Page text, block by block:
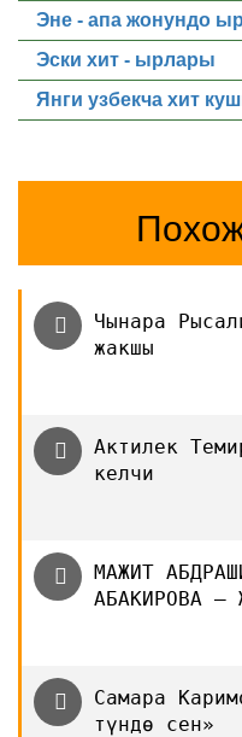
Эне - апа жонундо
Эски хит - ырлары
Янги узбекча хит
Чынара
жакшы
Актилек
келчи
МАЖИТ
АБАКИРОВА —
Самара
түндө сен»